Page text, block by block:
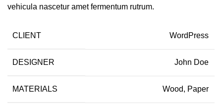
vehicula nascetur amet fermentum rutrum.
CLIENT WordPress
DESIGNER John Doe
MATERIALS Wood, Paper